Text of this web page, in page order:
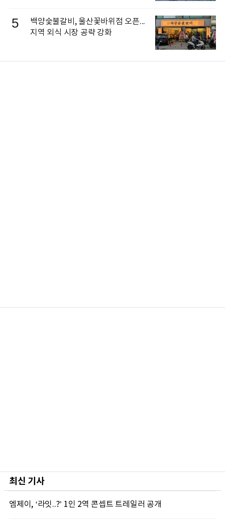
5
백양숯불갈비, 울산꽃바위점 오픈...
지역 외식 시장 공략 강화
최신 기사
엠제이, ‘라잇..?’ 1인 2역 콘셉트 트레일러 공개